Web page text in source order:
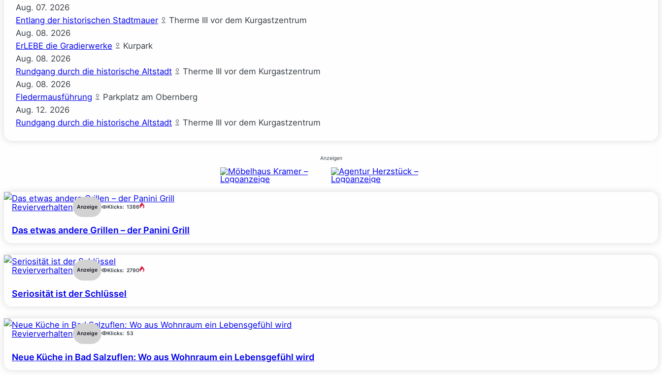
Aug. 07. 2026
Entlang der historischen Stadtmauer
Therme III vor dem Kurgastzentrum
Aug. 08. 2026
ErLEBE die Gradierwerke
Kurpark
Aug. 08. 2026
Rundgang durch die historische Altstadt
Therme III vor dem Kurgastzentrum
Aug. 08. 2026
Fledermausführung
Parkplatz am Obernberg
Aug. 12. 2026
Rundgang durch die historische Altstadt
Therme III vor dem Kurgastzentrum
Anzeigen
Revierverhalten Anzeige Klicks: 1386
Das etwas andere Grillen – der Panini Grill
Revierverhalten Anzeige Klicks: 2790
Seriosität ist der Schlüssel
Revierverhalten Anzeige Klicks: 53
Neue Küche in Bad Salzuflen: Wo aus Wohnraum ein Lebensgefühl wird